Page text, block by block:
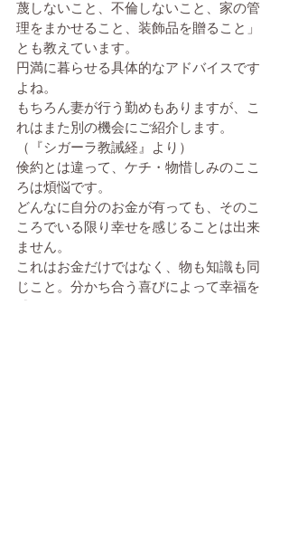
蔑しないこと、不倫しないこと、家の管
理をまかせること、装飾品を贈ること」
とも教えています。
円満に暮らせる具体的なアドバイスです
よね。
もちろん妻が行う勤めもありますが、こ
れはまた別の機会にご紹介します。
（『シガーラ教誡経』より）
倹約とは違って、ケチ・物惜しみのここ
ろは煩悩です。
どんなに自分のお金が有っても、そのこ
ころでいる限り幸せを感じることは出来
ません。
これはお金だけではなく、物も知識も同
じこと。分かち合う喜びによって幸福を